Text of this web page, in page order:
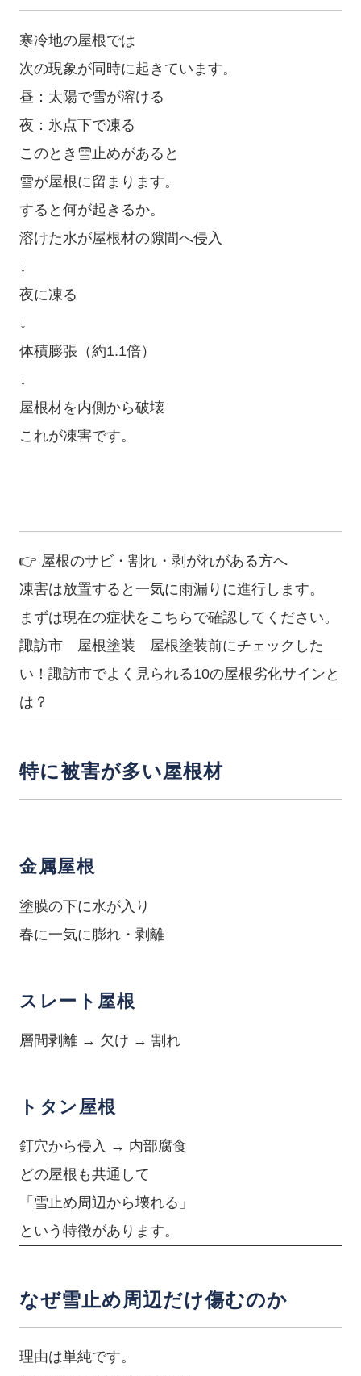
寒冷地の屋根では
次の現象が同時に起きています。
昼：太陽で雪が溶ける
夜：氷点下で凍る
このとき雪止めがあると
雪が屋根に留まります。
すると何が起きるか。
溶けた水が屋根材の隙間へ侵入
↓
夜に凍る
↓
体積膨張（約1.1倍）
↓
屋根材を内側から破壊
これが凍害です。
👉 屋根のサビ・割れ・剥がれがある方へ
凍害は放置すると一気に雨漏りに進行します。
まずは現在の症状をこちらで確認してください。
諏訪市 屋根塗装 屋根塗装前にチェックした
い！諏訪市でよく見られる10の屋根劣化サインと
は？
特に被害が多い屋根材
金属屋根
塗膜の下に水が入り
春に一気に膨れ・剥離
スレート屋根
層間剥離 → 欠け → 割れ
トタン屋根
釘穴から侵入 → 内部腐食
どの屋根も共通して
「雪止め周辺から壊れる」
という特徴があります。
なぜ雪止め周辺だけ傷むのか
理由は単純です。